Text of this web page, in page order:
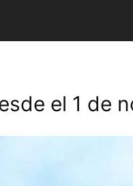
el 1 de